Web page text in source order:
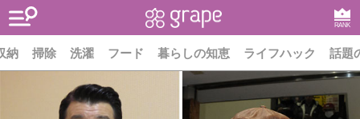
RANK
納 掃除 洗濯 フード 暮らしの知恵 ライフハック 話題